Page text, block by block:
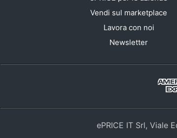
Vendi sul marketplace
Lavora con noi
Newsletter
ePRICE IT Srl, Viale